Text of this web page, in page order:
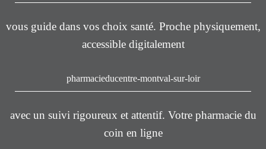
vous guide dans vos choix santé. Proche physiquement,
accessible digitalement
pharmacieducentre-montval-sur-loir
avec un suivi rigoureux et attentif. Votre pharmacie du
coin en ligne